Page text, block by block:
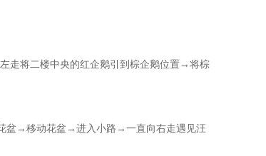
走将二楼中央的红企鹅引到棕企鹅位置→将棕
盆→移动花盆→进入小路→一直向右走遇见汪